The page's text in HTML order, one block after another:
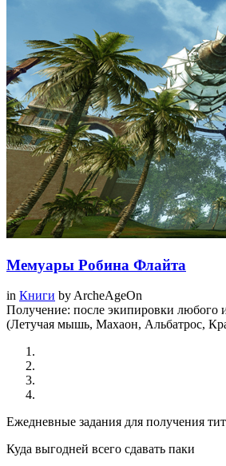
Мемуары Робина Флайта
in Книги by ArcheAgeOn
Получение: после экипировки любого
(Летучая мышь, Махаон, Альбатрос,
Ежедневные задания для получения
Куда выгодней всего сдавать паки